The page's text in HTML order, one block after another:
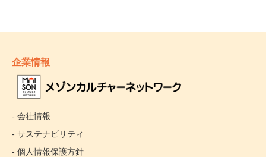
企業情報
- 会社情報
- サステナビリティ
- 個人情報保護方針